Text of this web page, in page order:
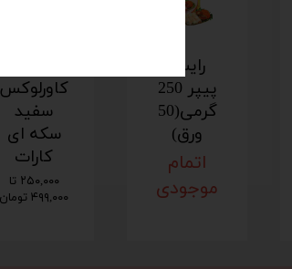
رایس
پیپر 250
گرمی(50
ورق)
اتمام
موجودی
کاورلوکس
سفید
سکه ای
کارات
۲۵۰,۰۰۰ تا
۴۹۹,۰۰۰ تومان